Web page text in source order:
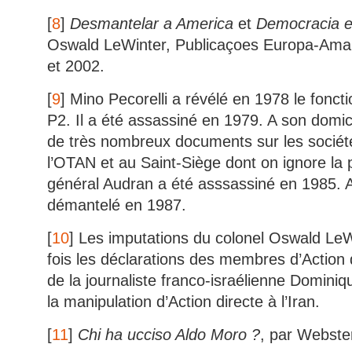
[8] Desmantelar a America et Democracia
Oswald LeWinter, Publicaçoes Europa-
et 2002.
[9] Mino Pecorelli a révélé en 1978 le
P2. Il a été assassiné en 1979. A son
de très nombreux documents sur les
l’OTAN et au Saint-Siège dont on ignore la
général Audran a été asssassiné en 1985.
démantelé en 1987.
[10] Les imputations du colonel Oswald
fois les déclarations des membres
de la journaliste franco-israélienne
la manipulation d’Action directe à l’Iran.
[11] Chi ha ucciso Aldo Moro ?, par